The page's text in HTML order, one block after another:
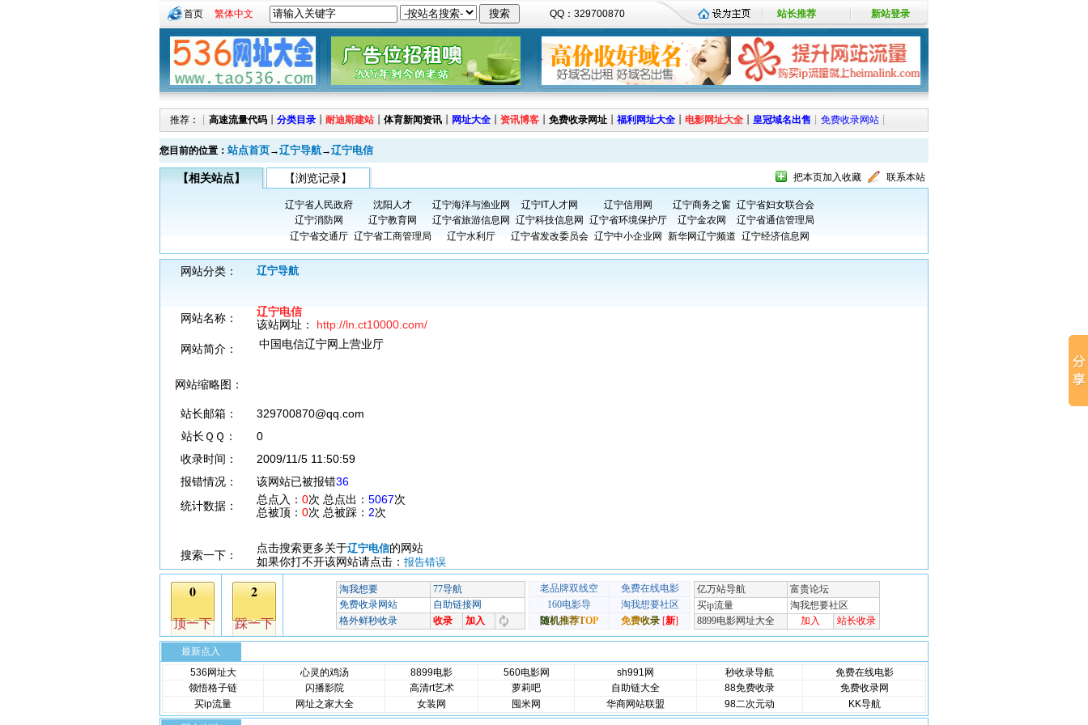
首页 繁体中文 QQ：329700870 站长推荐 新站登录
推荐：┊ 高速流量代码 ┊ 分类目录 ┊ 耐迪斯建站 ┊ 体育新闻资讯 ┊ 网址大全 ┊ 资讯博客 ┊ 免费收录网址 ┊ 福利网址大全 ┊ 电影网址大全 ┊ 皇冠域名出售 ┊ 免费收录网站 ┊
您目前的位置： 站点首页→辽宁导航→辽宁电信
【相关站点】 【浏览记录】 把本页加入收藏 联系本站
辽宁省人民政府 沈阳人才 辽宁海洋与渔业网 辽宁IT人才网 辽宁信用网 辽宁商务之窗 辽宁省妇女联合会
辽宁消防网
辽宁教育网 辽宁省旅游信息网 辽宁科技信息网 辽宁省环境保护厅 辽宁金农网
辽宁省通信管理局
辽宁省交通厅 辽宁省工商管理局 辽宁水利厅 辽宁省发改委员会 辽宁中小企业网 新华网辽宁频道 辽宁经济信息网
网站分类： 辽宁导航
网站名称：
辽宁电信
该站网址： http://ln.ct10000.com/
网站简介：
中国电信辽宁网上营业厅
网站缩略图：
站长邮箱：
329700870@qq.com
站长ＱＱ：
0
收录时间：
2009/11/5 11:50:59
报错情况：
该网站已被报错36
统计数据：
总点入： 0次 总点出： 5067次
总被顶： 0次 总被踩： 2次
搜索一下：
点击搜索更多关于辽宁电信的网站
如果你打不开该网站请点击： 报告错误
最新点入
536网址大
心灵的鸡汤 8899电影 560电影网 sh991网 秒收录导航
免费在线电影
领悟格子链
闪播影院 高清rt艺术 萝莉吧 自助链大全 88免费收录
免费收录网
买ip流量
网址之家大全 女装网 囤米网 华商网站联盟 98二次元动 KK导航